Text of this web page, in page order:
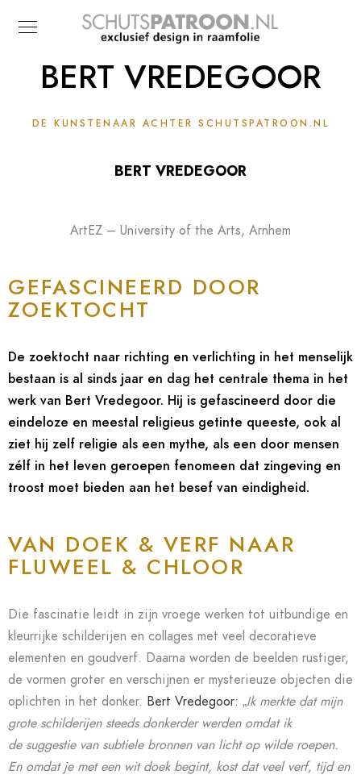
BERT VREDEGOOR
DE KUNSTENAAR ACHTER SCHUTSPATROON.NL
BERT VREDEGOOR
ArtEZ – University of the Arts, Arnhem
GEFASCINEERD DOOR
ZOEKTOCHT
De zoektocht naar richting en verlichting in het menselijk
bestaan is al sinds jaar en dag het centrale thema in het
werk van Bert Vredegoor. Hij is gefascineerd door die
eindeloze en meestal religieus getinte queeste, ook al
ziet hij zelf religie als een mythe, als een door mensen
zélf in het leven geroepen fenomeen dat zingeving en
troost moet bieden aan het besef van eindigheid.
VAN DOEK & VERF NAAR
FLUWEEL & CHLOOR
Die fascinatie leidt in zijn vroege werken tot uitbundige en
kleurrijke schilderijen en collages met veel decoratieve
elementen en goudverf. Daarna worden de beelden rustiger,
de vormen groter en verschijnen er mysterieuze objecten die
oplichten in het donker. Bert Vredegoor: „Ik merkte dat mijn
grote schilderijen steeds donkerder werden omdat ik
de suggestie van subtiele bronnen van licht op wilde roepen.
En omdat je met een wit doek begint, kost dat veel verf, tijd en